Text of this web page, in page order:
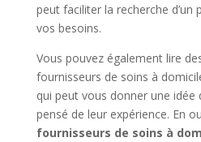
peut faciliter la recherche
vos besoins.
Vous pouvez également lire
fournisseurs de soins à
qui peut vous donner une
pensé de leur expérience. En
fournisseurs de soins à